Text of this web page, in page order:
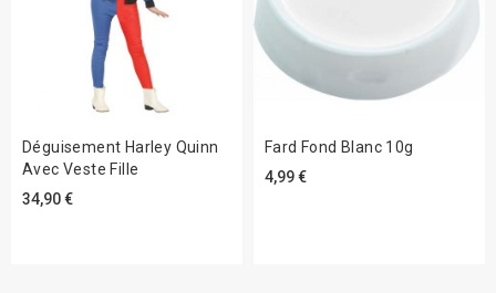
Déguisement Harley Quinn
Avec Veste Fille
34,90 €
Fard Fond Blanc 10g
4,99 €